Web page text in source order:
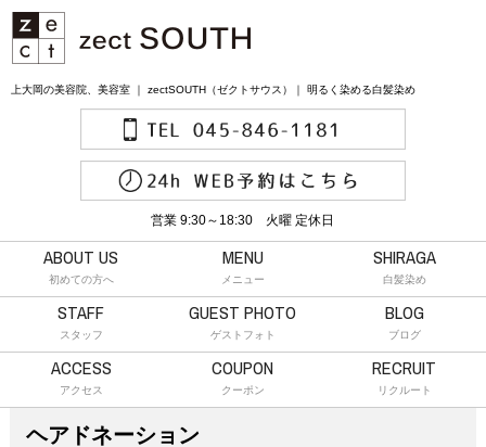
上大岡の美容院、美容室 ｜ zectSOUTH（ゼクトサウス）｜ 明るく染める白髪染め
営業 9:30～18:30 火曜 定休日
ABOUT US
初めての方へ
MENU
メニュー
SHIRAGA
白髪染め
STAFF
スタッフ
GUEST PHOTO
ゲストフォト
BLOG
ブログ
ACCESS
アクセス
COUPON
クーポン
RECRUIT
リクルート
ヘアドネーション